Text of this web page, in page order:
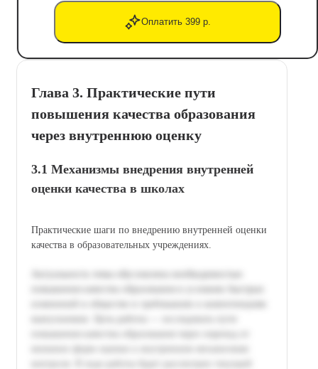
Оплатить 399 р.
Глава 3. Практические пути
повышения качества образования
через внутреннюю оценку
3.1 Механизмы внедрения внутренней
оценки качества в школах
Практические шаги по внедрению внутренней оценки
качества в образовательных учреждениях.